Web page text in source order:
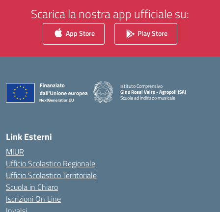
Scarica la nostra app ufficiale su:
App Store Play Store
Istituto Comprensivo
Gino Rossi Vairo - Agropoli (SA)
Scuola ad indirizzo musicale
Link Esterni
MIUR
Ufficio Scolastico Regionale
Ufficio Scolastico Territoriale
Scuola in Chiaro
Iscrizioni On Line